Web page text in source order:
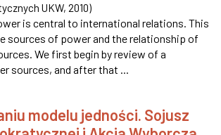
UKW, 2010)
is central to international relations. This
sources of power and the relationship of
We first begin by review of a
sources, and after that ...
modelu jedności. Sojusz